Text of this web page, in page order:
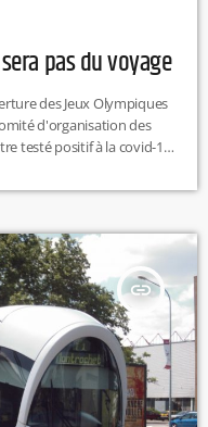
pas du voyage
des Jeux Olympiques
d'organisation des
testé positif à la covid-19.
Ce sera donc Étienne
réduite pour observer
insert_link